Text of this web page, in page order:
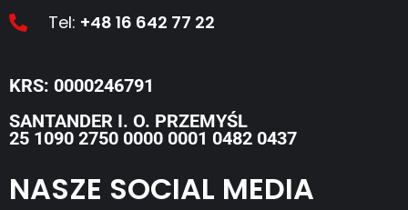
Tel: +48 16 642 77 22
KRS: 0000246791
SANTANDER I. O. PRZEMYŚL
25 1090 2750 0000 0001 0482 0437
NASZE SOCIAL MEDIA